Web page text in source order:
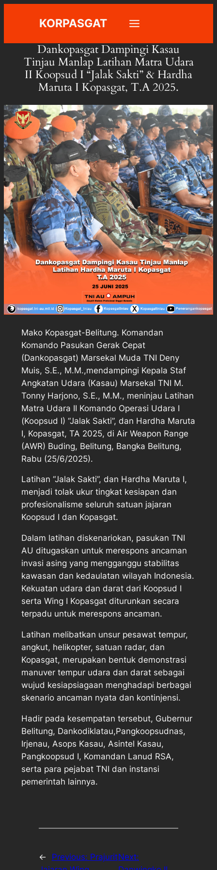
KORPASGAT
Dankopasgat Dampingi Kasau
Tinjau Manlap Latihan Matra Udara
II Koopsud I “Jalak Sakti” & Hardha
Maruta I Kopasgat, T.A 2025.
Mako Kopasgat-Belitung. Komandan
Komando Pasukan Gerak Cepat
(Dankopasgat) Marsekal Muda TNI Deny
Muis, S.E., M.M.,mendampingi Kepala Staf
Angkatan Udara (Kasau) Marsekal TNI M.
Tonny Harjono, S.E., M.M., meninjau Latihan
Matra Udara II Komando Operasi Udara I
(Koopsud I) “Jalak Sakti”, dan Hardha Maruta
I, Kopasgat, TA 2025, di Air Weapon Range
(AWR) Buding, Belitung, Bangka Belitung,
Rabu (25/6/2025).
Latihan “Jalak Sakti”, dan Hardha Maruta I,
menjadi tolak ukur tingkat kesiapan dan
profesionalisme seluruh satuan jajaran
Koopsud I dan Kopasgat.
Dalam latihan diskenariokan, pasukan TNI
AU ditugaskan untuk merespons ancaman
invasi asing yang mengganggu stabilitas
kawasan dan kedaulatan wilayah Indonesia.
Kekuatan udara dan darat dari Koopsud I
serta Wing I Kopasgat diturunkan secara
terpadu untuk merespons ancaman.
Latihan melibatkan unsur pesawat tempur,
angkut, helikopter, satuan radar, dan
Kopasgat, merupakan bentuk demonstrasi
manuver tempur udara dan darat sebagai
wujud kesiapsiagaan menghadapi berbagai
skenario ancaman nyata dan kontinjensi.
Hadir pada kesempatan tersebut, Gubernur
Belitung, Dankodiklatau,Pangkoopsudnas,
Irjenau, Asops Kasau, Asintel Kasau,
Pangkoopsud I, Komandan Lanud RSA,
serta para pejabat TNI dan instansi
pemerintah lainnya.
← Previous: PrajuritNext: